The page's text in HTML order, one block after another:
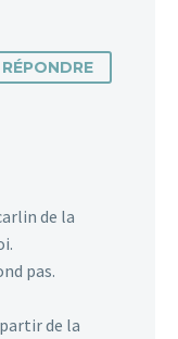
RÉPONDRE
de la
pas.
de la